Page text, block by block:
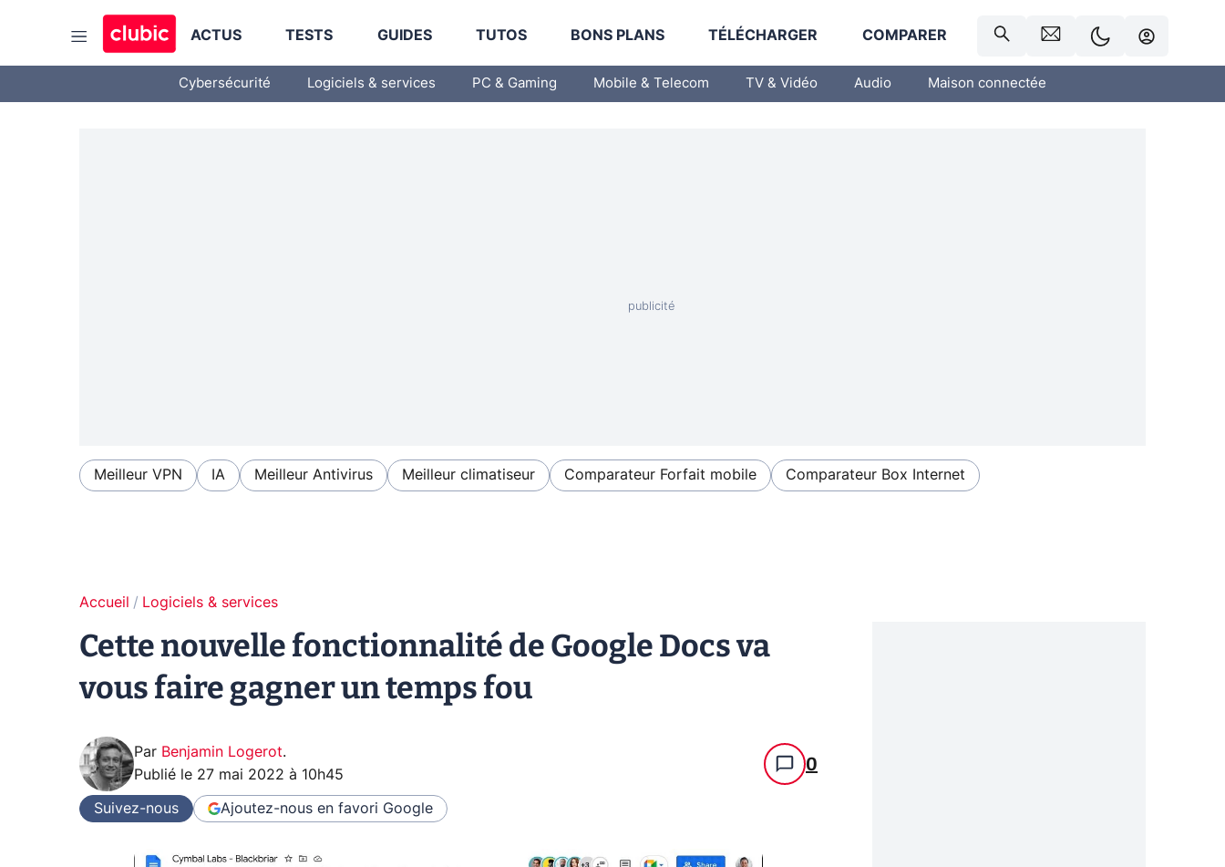
ACTUS TESTS GUIDES TUTOS BONS PLANS TÉLÉCHARGER COMPARER
Cybersécurité Logiciels & services PC & Gaming Mobile & Telecom TV & Vidéo Audio Maison connectée
Meilleur VPN IA Meilleur Antivirus Meilleur climatiseur Comparateur Forfait mobile Comparateur Box Internet
Accueil Logiciels & services
Cette nouvelle fonctionnalité de Google Docs va
vous faire gagner un temps fou
Par Benjamin Logerot.
Publié le 27 mai 2022 à 10h45 0
Suivez-nous Ajoutez-nous en favori Google